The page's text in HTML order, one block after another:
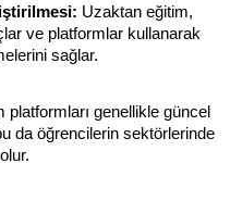
Uzaktan eğitim,
ve platformlar kullanarak
sağlar.
platformları genellikle güncel
da öğrencilerin sektörlerinde